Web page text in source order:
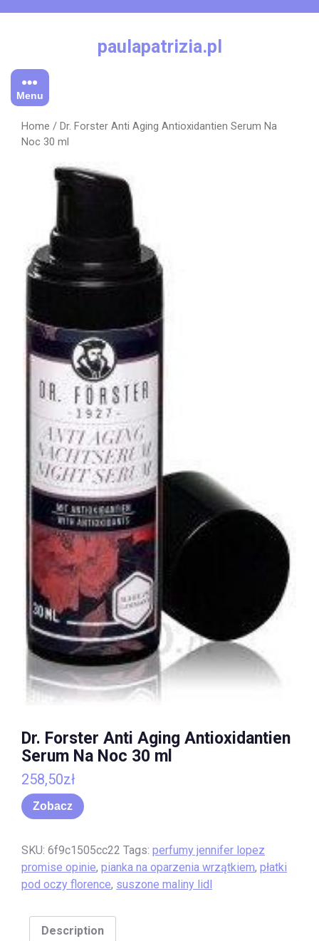
paulapatrizia.pl
Menu
Home / Dr. Forster Anti Aging Antioxidantien Serum Na
Noc 30 ml
Dr. Forster Anti Aging Antioxidantien
Serum Na Noc 30 ml
258,50zł
Zobacz
SKU: 6f9c1505cc22 Tags: perfumy jennifer lopez
promise opinie, pianka na oparzenia wrzątkiem, płatki
pod oczy florence, suszone maliny lidl
Description